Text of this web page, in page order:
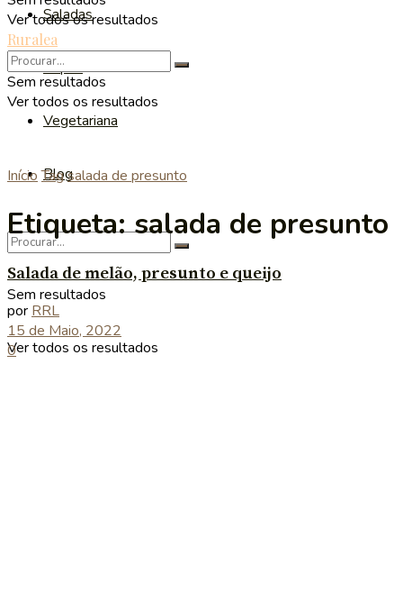
Saladas
Sopas
Vegetariana
Blog
Sem resultados
Ver todos os resultados
Ver todos os resultados
Ruralea
Sem resultados
Ver todos os resultados
Início Tagsalada de presunto
Etiqueta:salada de presunto
Salada de melão, presunto e queijo
por RRL
15 de Maio, 2022
0